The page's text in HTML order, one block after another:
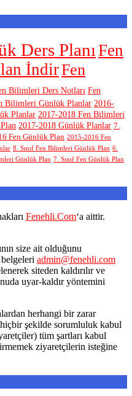
Ders Planı Fen
İndirFen
Bilimleri Ders Notları Fen
Bilimleri Günlük Planlar 2016-
Planlar 2017-2018 Fen Bilimleri
2017-2018 Günlük Planlar 7.
Fen Günlük Plan 2015-2016 Fen
8. Sınıf Fen Bilimleri Günlük Plan 6.
Günlük Plan 7. Sınıf Fen Günlük Plan
Fenehli.Com‘a aittir.
size ait olduğunu
admin@fenehli.com
siteden kaldırılır ve
uyar-kaldır yöntemini
herhangi bir zarar
hiçbir şekilde sorumluluk kabul
tüm şartları kabul
ziyaretçilerin isteğine